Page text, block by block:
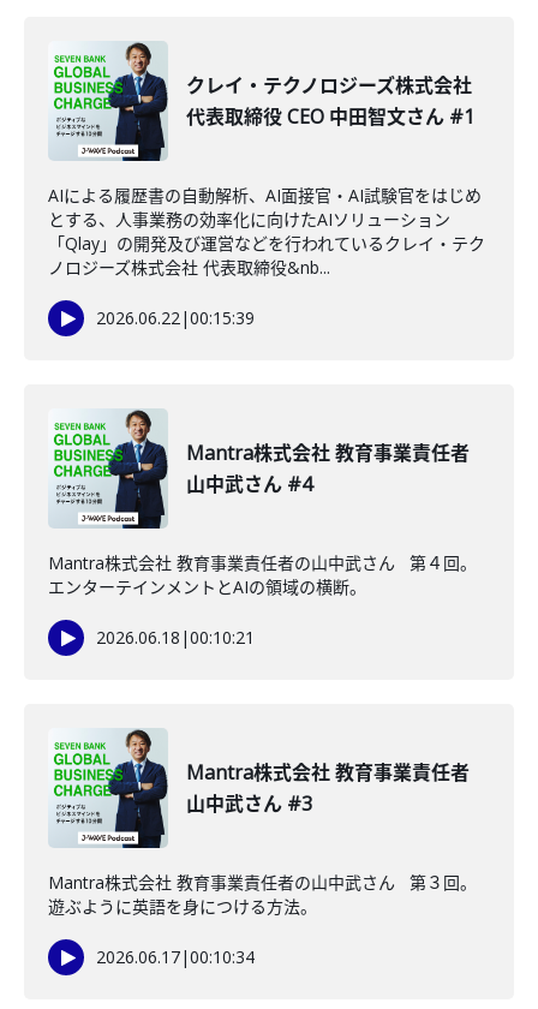
クレイ・テクノロジーズ株式会社
代表取締役 CEO 中田智文さん #1
AIによる履歴書の自動解析、AI面接官・AI試験官をはじめ
とする、人事業務の効率化に向けたAIソリューション
「Qlay」の開発及び運営などを行われているクレイ・テク
ノロジーズ株式会社 代表取締役&nb...
2026.06.22|00:15:39
Mantra株式会社 教育事業責任者
山中武さん #4
Mantra株式会社 教育事業責任者の山中武さん 第４回。
エンターテインメントとAIの領域の横断。
2026.06.18 |00:10:21
Mantra株式会社 教育事業責任者
山中武さん #3
Mantra株式会社 教育事業責任者の山中武さん 第３回。
遊ぶように英語を身につける方法。
2026.06.17|00:10:34